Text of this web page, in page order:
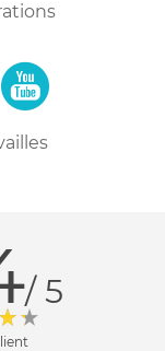
/ 5